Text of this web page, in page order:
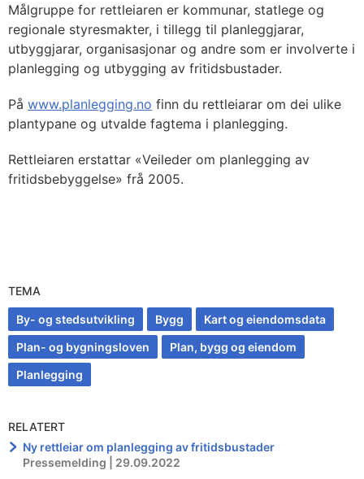
Målgruppe for rettleiaren er kommunar, statlege og
regionale styresmakter, i tillegg til planleggjarar,
utbyggjarar, organisasjonar og andre som er involverte i
planlegging og utbygging av fritidsbustader.
På www.planlegging.no finn du rettleiarar om dei ulike
plantypane og utvalde fagtema i planlegging.
Rettleiaren erstattar «Veileder om planlegging av
fritidsbebyggelse» frå 2005.
TEMA
By- og stedsutvikling Bygg
Kart og eiendomsdata
Plan- og bygningsloven
Plan, bygg og eiendom
Planlegging
RELATERT
Ny rettleiar om planlegging av fritidsbustader
Pressemelding | 29.09.2022